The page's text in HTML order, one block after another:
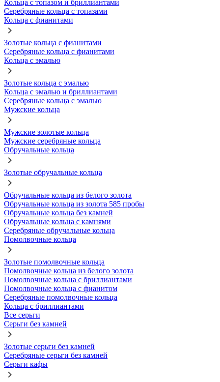
Кольца с топазом и бриллиантами
Серебряные кольца с топазами
Кольца с фианитами
Золотые кольца с фианитами
Серебряные кольца с фианитами
Кольца с эмалью
Золотые кольца с эмалью
Кольца с эмалью и бриллиантами
Серебряные кольца с эмалью
Мужские кольца
Мужские золотые кольца
Мужские серебряные кольца
Обручальные кольца
Золотые обручальные кольца
Обручальные кольца из белого золота
Обручальные кольца из золота 585 пробы
Обручальные кольца без камней
Обручальные кольца с камнями
Серебряные обручальные кольца
Помолвочные кольца
Золотые помолвочные кольца
Помолвочные кольца из белого золота
Помолвочные кольца с бриллиантами
Помолвочные кольца с фианитом
Серебряные помолвочные кольца
Кольца с бриллиантами
Все серьги
Серьги без камней
Золотые серьги без камней
Серебряные серьги без камней
Серьги кафы